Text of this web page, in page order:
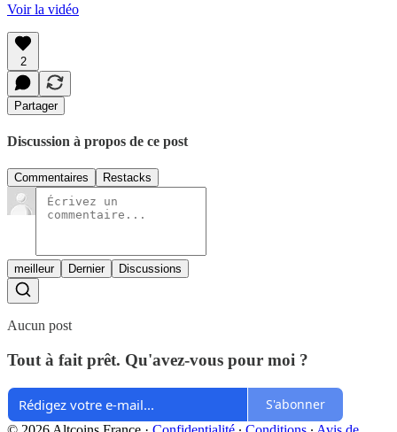
Voir la vidéo
2
Partager
Discussion à propos de ce post
Commentaires Restacks
meilleur Dernier Discussions
Aucun post
Tout à fait prêt. Qu'avez-vous pour moi ?
S'abonner